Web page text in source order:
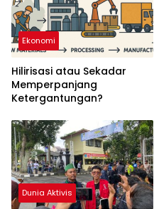
Ekonomi
Hilirisasi atau Sekadar
Memperpanjang
Ketergantungan?
Dunia Aktivis